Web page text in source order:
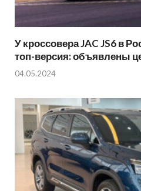
У кроссовера JAC JS6 в
топ-версия: объявлены
04.05.2024